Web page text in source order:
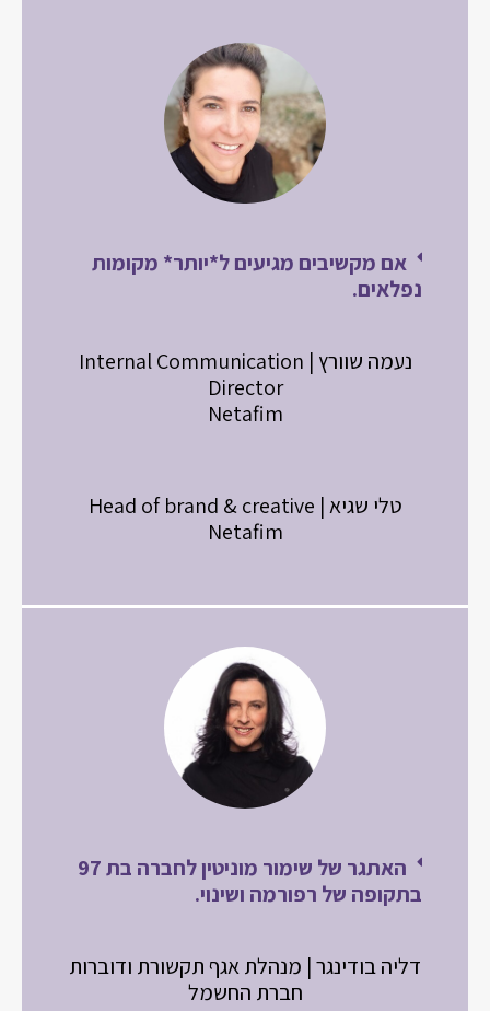
אם מקשיבים מגיעים ל*יותר* מקומות
נפלאים.
נעמה שוורץ | Internal Communication
Director
Netafim
טלי שגיא | Head of brand & creative
Netafim
האתגר של שימור מוניטין לחברה בת 97
בתקופה של רפורמה ושינוי.
דליה בודינגר | מנהלת אגף תקשורת ודוברות
חברת החשמל